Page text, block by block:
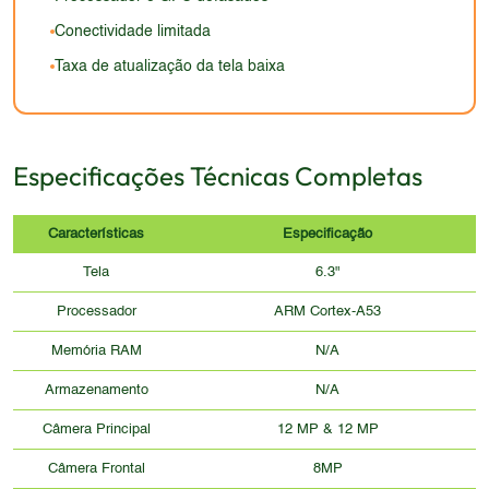
Conectividade limitada
Taxa de atualização da tela baixa
Especificações Técnicas Completas
Características Especificação
Tela 6.3"
Processador ARM Cortex-A53
Memória RAM N/A
Armazenamento N/A
Câmera Principal 12 MP & 12 MP
Câmera Frontal 8MP